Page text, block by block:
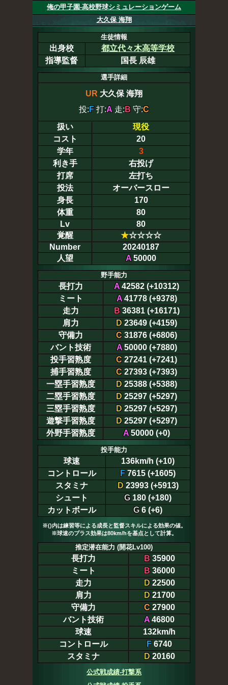
俺の甲子園-高校野球シミュレーションゲーム
大久保 海翔
生徒情報
出身校
都立代々木高等学校
指導監督
国長 辰雄
選手詳細
UR 大久保 海翔
投: F 打:A 走: B 守:C
扱い
現役
コスト
20
学年
3
利き手
右投げ
打席
左打ち
投法
オーバースロー
身長
170
体重
80
Lv
80
覚醒
★☆☆☆☆
Number
20240187
人望
A50000
野手能力
長打力 A42582 (+10312)
ミート
A41778 (+9378)
走力
B36381 (+16171)
肩力
D 23649 (+4159)
守備力
C 31876 (+6806)
バント技術
A50000 (+7880)
投手習熟度
C 27241 (+7241)
捕手習熟度
C 27393 (+7393)
一塁手習熟度
D 25388 (+5388)
二塁手習熟度
D 25297 (+5297)
三塁手習熟度
D 25297 (+5297)
遊撃手習熟度
D 25297 (+5297)
外野手習熟度
A50000 (+0)
投手能力
球速
136km/h (+10)
コントロール
F 7615 (+1605)
スタミナ
D23993 (+5913)
シュート
G180 (+180)
カットボール
G6 (+6)
※()内は練習等による成長と監督スキルによる効果の値。
※球速のプラス効果は80km/hを基点として計算。
推定潜在能力 (開花Lv100)
長打力 B35900
ミート
B36000
走力
D22500
肩力
D21700
守備力
C27900
バント技術
A46800
球速
132km/h
コントロール
F 6740
スタミナ
D20160
公式戦成績-打撃系